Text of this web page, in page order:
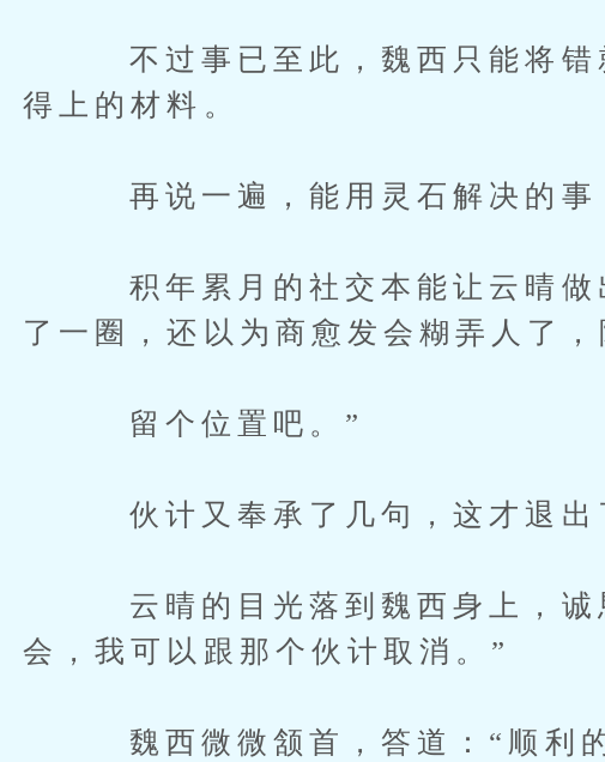
不过事已至此，魏西只能将错就
得上的材料。
再说一遍，能用灵石解决的事，
积年累月的社交本能让云晴做
了一圈，还以为商愈发会糊弄人了，
留个位置吧。”
伙计又奉承了几句，这才退出
云晴的目光落到魏西身上，诚
会，我可以跟那个伙计取消。”
魏西微微颔首，答道：“顺利的